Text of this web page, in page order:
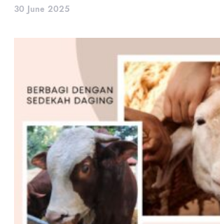
30 June 2025